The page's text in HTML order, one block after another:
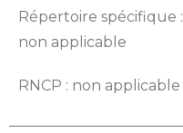
Répertoire spécifique :
non applicable
RNCP : non applicable